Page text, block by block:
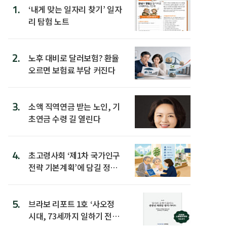
1.
‘내게 맞는 일자리 찾기’ 일자
리 탐험 노트
2.
노후 대비로 달러보험? 환율
오르면 보험료 부담 커진다
3.
소액 직역연금 받는 노인, 기
초연금 수령 길 열린다
4.
초고령사회 ‘제1차 국가인구
전략 기본계획’에 담길 정책
5.
브라보 리포트 1호 ‘사오정
시대, 73세까지 일하기 전략’